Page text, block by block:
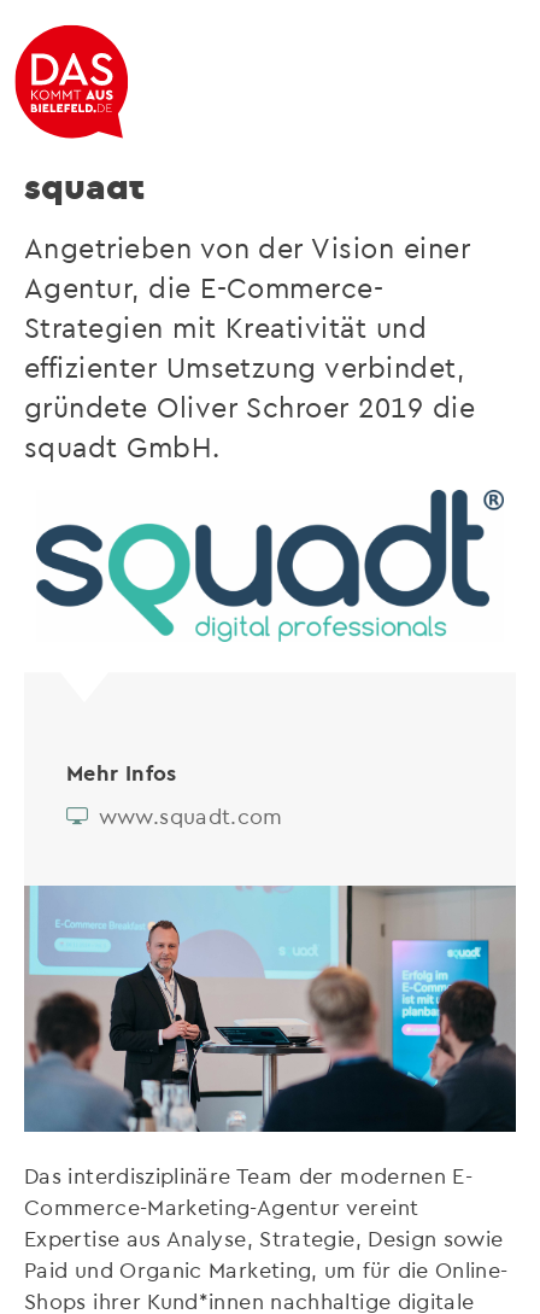
Erfolg im E-Commerce ist mit uns planbar.
squadt
Angetrieben von der Vision einer
Agentur, die E-Commerce-
Strategien mit Kreativität und
effizienter Umsetzung verbindet,
gründete Oliver Schroer 2019 die
squadt GmbH.
Mehr Infos
www.squadt.com
Das interdisziplinäre Team der modernen E-
Commerce-Marketing-Agentur vereint
Expertise aus Analyse, Strategie, Design sowie
Paid und Organic Marketing, um für die Online-
Shops ihrer Kund*innen nachhaltige digitale